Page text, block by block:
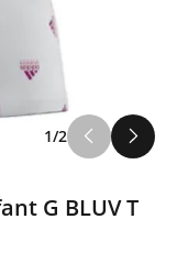
1/2
G BLUV T